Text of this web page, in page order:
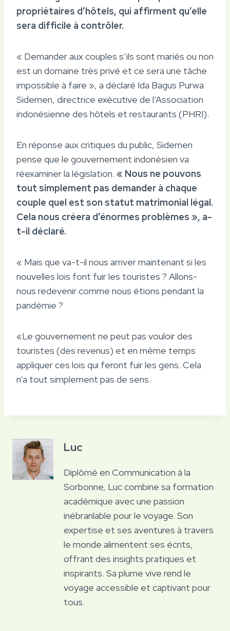
propriétaires d’hôtels, qui affirment qu’elle
sera difficile à contrôler.
« Demander aux couples s’ils sont mariés ou non
est un domaine très privé et ce sera une tâche
impossible à faire », a déclaré Ida Bagus Purwa
Sidemen, directrice exécutive de l’Association
indonésienne des hôtels et restaurants (PHRI).
En réponse aux critiques du public, Sidemen
pense que le gouvernement indonésien va
réexaminer la législation. « Nous ne pouvons
tout simplement pas demander à chaque
couple quel est son statut matrimonial légal.
Cela nous créera d’énormes problèmes », a-
t-il déclaré.
« Mais que va-t-il nous arriver maintenant si les
nouvelles lois font fuir les touristes ? Allons-
nous redevenir comme nous étions pendant la
pandémie ?
«Le gouvernement ne peut pas vouloir des
touristes (des revenus) et en même temps
appliquer ces lois qui feront fuir les gens. Cela
n’a tout simplement pas de sens.
Luc
Diplômé en Communication à la
Sorbonne, Luc combine sa formation
académique avec une passion
inébranlable pour le voyage. Son
expertise et ses aventures à travers
le monde alimentent ses écrits,
offrant des insights pratiques et
inspirants. Sa plume vive rend le
voyage accessible et captivant pour
tous.